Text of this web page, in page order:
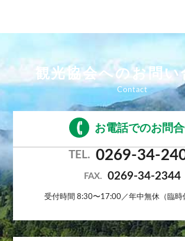
観光協会へのお問い
お電話でのお問
TEL. 0269-34-
FAX. 0269-34-2344
受付時間 8:30〜17:00／年中無休（臨時